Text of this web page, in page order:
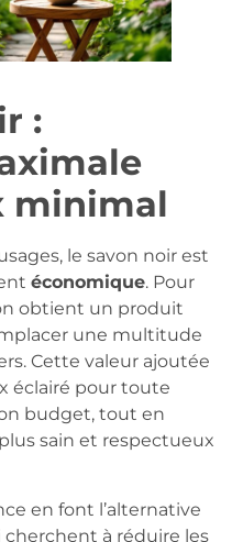
:
minimal
le savon noir est
économique. Pour
obtient un produit
une multitude
Cette valeur ajoutée
éclairé pour toute
budget, tout en
sain et respectueux
en font l’alternative
à réduire les